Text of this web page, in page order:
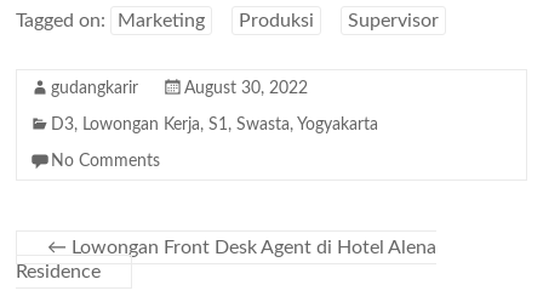
Tagged on: Marketing Produksi Supervisor
gudangkarir August 30, 2022
D3, Lowongan Kerja,S1,Swasta, Yogyakarta
No Comments
← Lowongan Front Desk Agent di Hotel Alena
Residence